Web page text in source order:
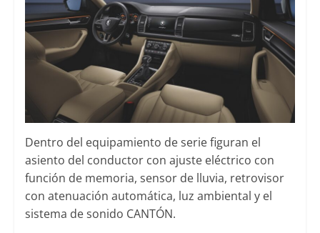
Dentro del equipamiento de serie figuran el
asiento del conductor con ajuste eléctrico con
función de memoria, sensor de lluvia, retrovisor
con atenuación automática, luz ambiental y el
sistema de sonido CANTÓN.